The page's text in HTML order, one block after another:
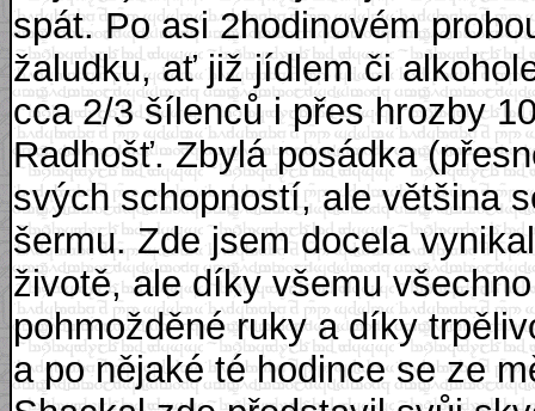
spát. Po asi 2hodinovém
žaludku, ať již jídlem či
cca 2/3 šílenců i přes hrozby
Radhošť. Zbylá posádka
svých schopností, ale většina
šermu. Zde jsem docela
životě, ale díky všemu
pohmožděné ruky a díky
a po nějaké té hodince se ze